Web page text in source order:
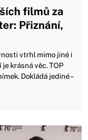
filmů za
Přiznání,
vtrhl mimo jiné i
krásná věc. TOP
Dokládá jediné –